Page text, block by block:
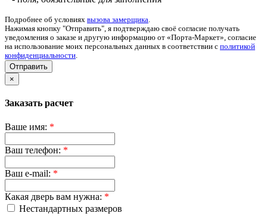
Подробнее об условиях вызова замерщика.
Нажимая кнопку "Отправить", я подтверждаю своё согласие получать
уведомления о заказе и другую информацию от «Порта-Маркет», согласие
на использование моих персональных данных в соответствии с политикой
конфиденциальности.
Отправить
×
Заказать расчет
Ваше имя: *
Ваш телефон: *
Ваш e-mail: *
Какая дверь вам нужна: *
Нестандартных размеров